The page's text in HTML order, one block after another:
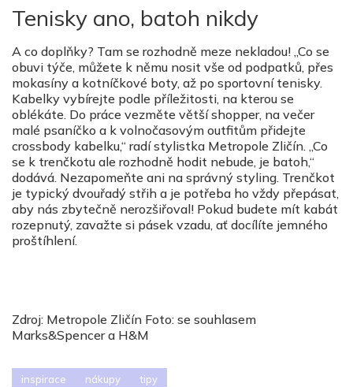
Tenisky ano, batoh nikdy
A co doplňky? Tam se rozhodně meze nekladou! „Co se
obuvi týče, můžete k němu nosit vše od podpatků, přes
mokasíny a kotníčkové boty, až po sportovní tenisky.
Kabelky vybírejte podle příležitosti, na kterou se
oblékáte. Do práce vezměte větší shopper, na večer
malé psaníčko a k volnočasovým outfitům přidejte
crossbody kabelku,“ radí stylistka Metropole Zličín. „Co
se k trenčkotu ale rozhodně hodit nebude, je batoh,“
dodává. Nezapomeňte ani na správný styling. Trenčkot
je typický dvouřadý střih a je potřeba ho vždy přepásat,
aby nás zbytečně nerozšiřoval! Pokud budete mít kabát
rozepnutý, zavažte si pásek vzadu, ať docílíte jemného
proštíhlení.
Zdroj: Metropole Zličín Foto: se souhlasem
Marks&Spencer a H&M
inspirace nákupy tipy